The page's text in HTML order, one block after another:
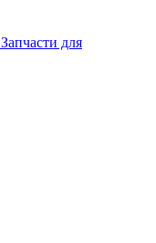
Запчасти для